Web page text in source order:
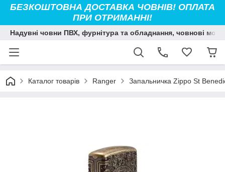
БЕЗКОШТОВНА ДОСТАВКА ЧОВНІВ! ОПЛАТА
ПРИ ОТРИМАННІ!
Надувні човни ПВХ, фурнітура та обладнання, човнові
Каталог товарів Ranger Запальничка Zippo St